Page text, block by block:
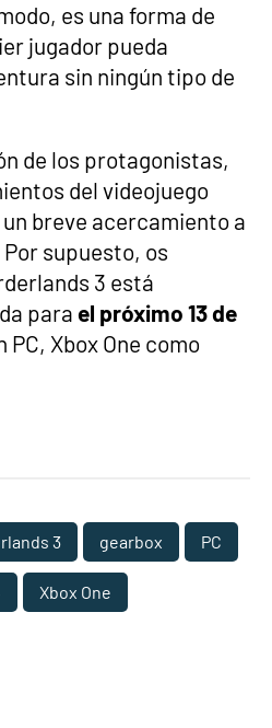
es una forma de
jugador pueda
sin ningún tipo de
de los protagonistas,
del videojuego
breve acercamiento a
supuesto, os
3 está
para el próximo 13 de
PC, Xbox One como
3 gearbox PC
Xbox One